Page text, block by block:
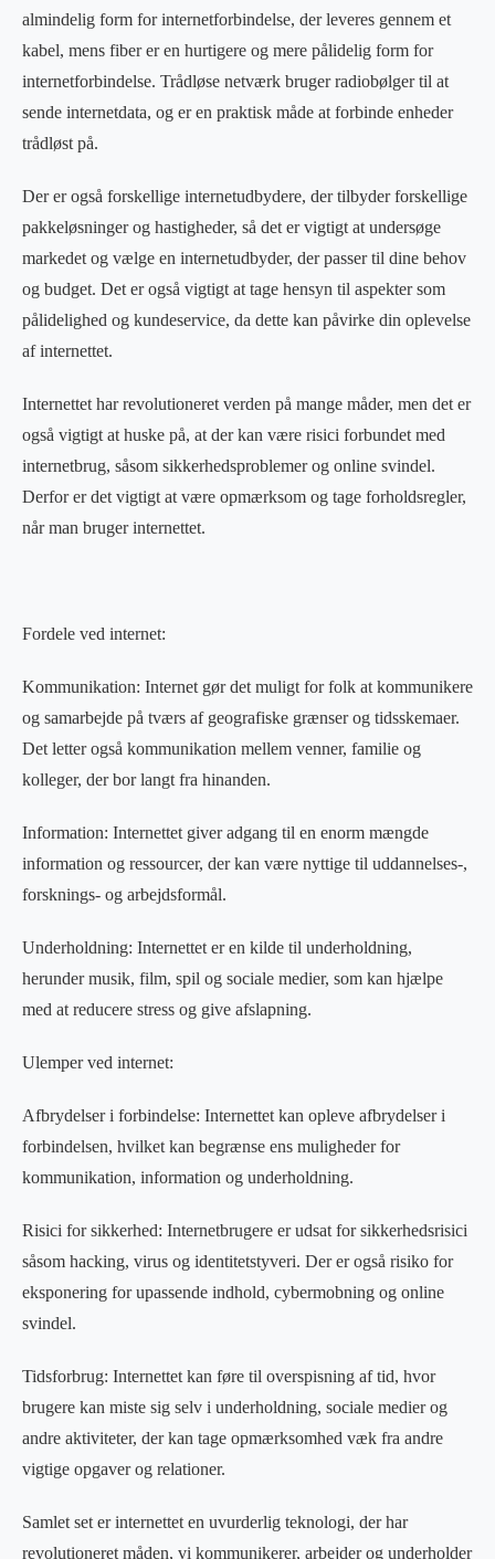
almindelig form for internetforbindelse, der leveres gennem et
kabel, mens fiber er en hurtigere og mere pålidelig form for
internetforbindelse. Trådløse netværk bruger radiobølger til at
sende internetdata, og er en praktisk måde at forbinde enheder
trådløst på.
Der er også forskellige internetudbydere, der tilbyder forskellige
pakkeløsninger og hastigheder, så det er vigtigt at undersøge
markedet og vælge en internetudbyder, der passer til dine behov
og budget. Det er også vigtigt at tage hensyn til aspekter som
pålidelighed og kundeservice, da dette kan påvirke din oplevelse
af internettet.
Internettet har revolutioneret verden på mange måder, men det er
også vigtigt at huske på, at der kan være risici forbundet med
internetbrug, såsom sikkerhedsproblemer og online svindel.
Derfor er det vigtigt at være opmærksom og tage forholdsregler,
når man bruger internettet.
Fordele ved internet:
Kommunikation: Internet gør det muligt for folk at kommunikere
og samarbejde på tværs af geografiske grænser og tidsskemaer.
Det letter også kommunikation mellem venner, familie og
kolleger, der bor langt fra hinanden.
Information: Internettet giver adgang til en enorm mængde
information og ressourcer, der kan være nyttige til uddannelses-,
forsknings- og arbejdsformål.
Underholdning: Internettet er en kilde til underholdning,
herunder musik, film, spil og sociale medier, som kan hjælpe
med at reducere stress og give afslapning.
Ulemper ved internet:
Afbrydelser i forbindelse: Internettet kan opleve afbrydelser i
forbindelsen, hvilket kan begrænse ens muligheder for
kommunikation, information og underholdning.
Risici for sikkerhed: Internetbrugere er udsat for sikkerhedsrisici
såsom hacking, virus og identitetstyveri. Der er også risiko for
eksponering for upassende indhold, cybermobning og online
svindel.
Tidsforbrug: Internettet kan føre til overspisning af tid, hvor
brugere kan miste sig selv i underholdning, sociale medier og
andre aktiviteter, der kan tage opmærksomhed væk fra andre
vigtige opgaver og relationer.
Samlet set er internettet en uvurderlig teknologi, der har
revolutioneret måden, vi kommunikerer, arbejder og underholder